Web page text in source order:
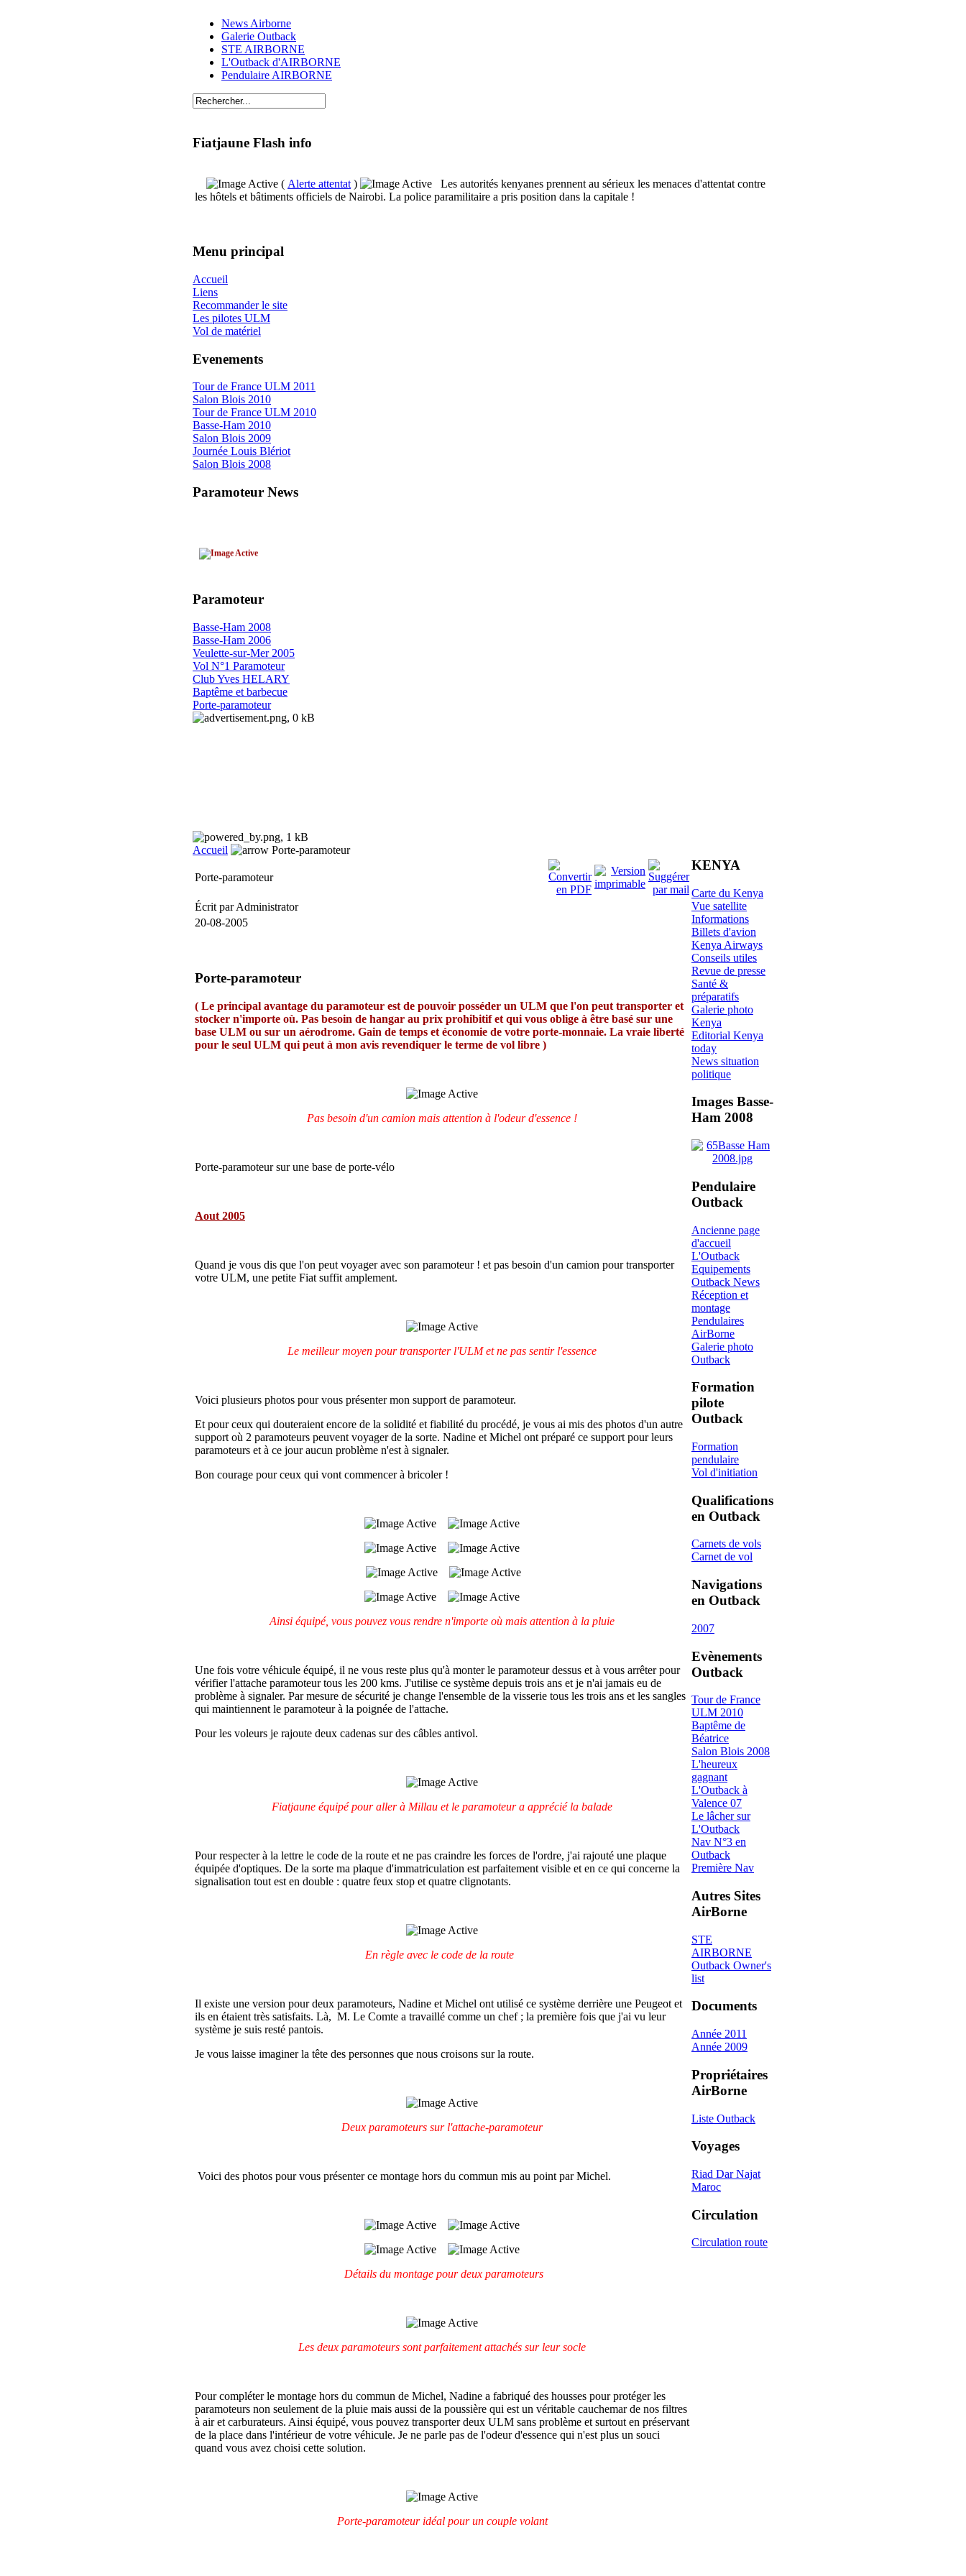
News Airborne
Galerie Outback
STE AIRBORNE
L'Outback d'AIRBORNE
Pendulaire AIRBORNE
Fiatjaune Flash info
( Alerte attentat)
Les autorités kenyanes prennent au sérieux les menaces d'attentat contre
les hôtels et bâtiments officiels de Nairobi. La police paramilitaire a pris position dans la capitale !
Menu principal
Accueil
Liens
Recommander le site
Les pilotes ULM
Vol de matériel
Evenements
Tour de France ULM 2011
Salon Blois 2010
Tour de France ULM 2010
Basse-Ham 2010
Salon Blois 2009
Journée Louis Blériot
Salon Blois 2008
Paramoteur News
Dernière Nouvelle
paramoteur
la photo et la vidéo
aérienne
Paramoteur
Basse-Ham 2008
Basse-Ham 2006
Veulette-sur-Mer 2005
Vol N°1 Paramoteur
Club Yves HELARY
Baptême et barbecue
Porte-paramoteur
Accueil Porte-paramoteur
Porte-paramoteur
Écrit par Administrator
20-08-2005
Porte-paramoteur
( Le principal avantage du paramoteur est de pouvoir posséder un ULM que l'on peut transporter et
stocker n'importe où. Pas besoin de hangar au prix prohibitif et qui vous oblige à être basé sur une
base ULM ou sur un aérodrome. Gain de temps et économie de votre porte-monnaie. La vraie liberté
pour le seul ULM qui peut à mon avis revendiquer le terme de vol libre )
Pas besoin d'un camion mais attention à l'odeur d'essence !
Porte-paramoteur sur une base de porte-vélo
Aout 2005
Quand je vous dis que l'on peut voyager avec son paramoteur ! et pas besoin d'un camion pour transporter
votre ULM, une petite Fiat suffit amplement.
Le meilleur moyen pour transporter l'ULM et ne pas sentir l'essence
Voici plusieurs photos pour vous présenter mon support de paramoteur.
Et pour ceux qui douteraient encore de la solidité et fiabilité du procédé, je vous ai mis des photos d'un autre
support où 2 paramoteurs peuvent voyager de la sorte. Nadine et Michel ont préparé ce support pour leurs
paramoteurs et à ce jour aucun problème n'est à signaler.
Bon courage pour ceux qui vont commencer à bricoler !
Ainsi équipé, vous pouvez vous rendre n'importe où mais attention à la pluie
Une fois votre véhicule équipé, il ne vous reste plus qu'à monter le paramoteur dessus et à vous arrêter pour
vérifier l'attache paramoteur tous les 200 kms. J'utilise ce système depuis trois ans et je n'ai jamais eu de
problème à signaler. Par mesure de sécurité je change l'ensemble de la visserie tous les trois ans et les sangles
qui maintiennent le paramoteur à la poignée de l'attache.
Pour les voleurs je rajoute deux cadenas sur des câbles antivol.
Fiatjaune équipé pour aller à Millau et le paramoteur a apprécié la balade
Pour respecter à la lettre le code de la route et ne pas craindre les forces de l'ordre, j'ai rajouté une plaque
équipée d'optiques. De la sorte ma plaque d'immatriculation est parfaitement visible et en ce qui concerne la
signalisation tout est en double : quatre feux stop et quatre clignotants.
En règle avec le code de la route
Il existe une version pour deux paramoteurs, Nadine et Michel ont utilisé ce système derrière une Peugeot et
ils en étaient très satisfaits. Là, M. Le Comte a travaillé comme un chef ; la première fois que j'ai vu leur
système je suis resté pantois.
Je vous laisse imaginer la tête des personnes que nous croisons sur la route.
Deux paramoteurs sur l'attache-paramoteur
Voici des photos pour vous présenter ce montage hors du commun mis au point par Michel.
Détails du montage pour deux paramoteurs
Les deux paramoteurs sont parfaitement attachés sur leur socle
Pour compléter le montage hors du commun de Michel, Nadine a fabriqué des housses pour protéger les
paramoteurs non seulement de la pluie mais aussi de la poussière qui est un véritable cauchemar de nos filtres
à air et carburateurs. Ainsi équipé, vous pouvez transporter deux ULM sans problème et surtout en préservant
de la place dans l'intérieur de votre véhicule. Je ne parle pas de l'odeur d'essence qui n'est plus un souci
quand vous avez choisi cette solution.
Porte-paramoteur idéal pour un couple volant
KENYA
Carte du Kenya
Vue satellite
Informations
Billets d'avion
Kenya Airways
Conseils utiles
Revue de presse
Santé &
préparatifs
Galerie photo
Kenya
Editorial Kenya
today
News situation
politique
Images Basse-
Ham 2008
Pendulaire
Outback
Ancienne page
d'accueil
L'Outback
Equipements
Outback News
Réception et
montage
Pendulaires
AirBorne
Galerie photo
Outback
Formation
pilote
Outback
Formation
pendulaire
Vol d'initiation
Qualifications
en Outback
Carnets de vols
Carnet de vol
Navigations
en Outback
2007
Evènements
Outback
Tour de France
ULM 2010
Baptême de
Béatrice
Salon Blois 2008
L'heureux
gagnant
L'Outback à
Valence 07
Le lâcher sur
L'Outback
Nav N°3 en
Outback
Première Nav
Autres Sites
AirBorne
STE
AIRBORNE
Outback Owner's
list
Documents
Année 2011
Année 2009
Propriétaires
AirBorne
Liste Outback
Voyages
Riad Dar Najat
Maroc
Circulation
Circulation route